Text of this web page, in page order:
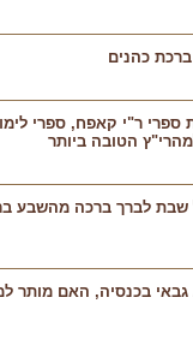
כהנים
ספרי ר"י קאפח, ספרי
הטובה ביותר
לברך ברכה מהשבע
גבאי בכנסיה, האם מותר